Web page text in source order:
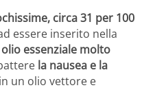
circa 31 per 100
essere inserito nella
essenziale molto
la nausea e la
un olio vettore e